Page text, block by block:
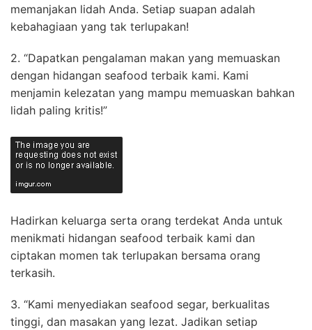
memanjakan lidah Anda. Setiap suapan adalah
kebahagiaan yang tak terlupakan!
2. “Dapatkan pengalaman makan yang memuaskan
dengan hidangan seafood terbaik kami. Kami
menjamin kelezatan yang mampu memuaskan bahkan
lidah paling kritis!”
Hadirkan keluarga serta orang terdekat Anda untuk
menikmati hidangan seafood terbaik kami dan
ciptakan momen tak terlupakan bersama orang
terkasih.
3. “Kami menyediakan seafood segar, berkualitas
tinggi, dan masakan yang lezat. Jadikan setiap